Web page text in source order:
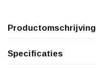
Productomschrijving
Specificaties